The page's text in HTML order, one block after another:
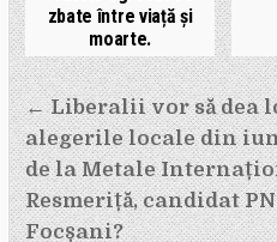
zbate între viață și
moarte.
Navigare
în
articole
← Liberalii vor să dea
alegerile locale din
de la Metale
Resmeriță, candidat
Focșani?